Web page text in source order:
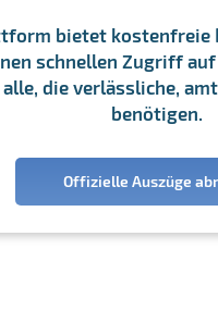
bietet kostenfreie
schnellen Zugriff
die verlässliche,
benötigen.
Offizielle Auszüge